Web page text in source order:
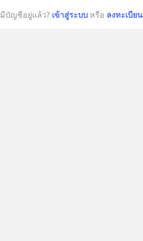
มีบัญชีอยู่แล้ว? เข้าสู่ระบบ หรือ ลงทะเบียน